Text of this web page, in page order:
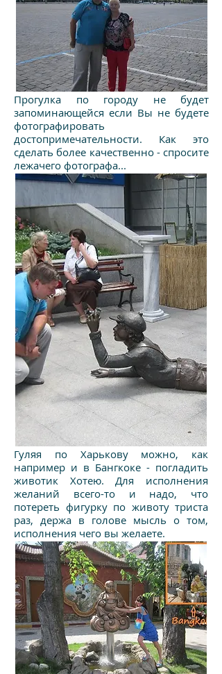
Прогулка по городу не будет
запоминающейся если Вы не будете
фотографировать
достопримечательности. Как это
сделать более качественно - спросите
лежачего фотографа...
Гуляя по Харькову можно, как
например и в Бангкоке - погладить
животик Хотею. Для исполнения
желаний всего-то и надо, что
потереть фигурку по животу триста
раз, держа в голове мысль о том,
исполнения чего вы желаете.